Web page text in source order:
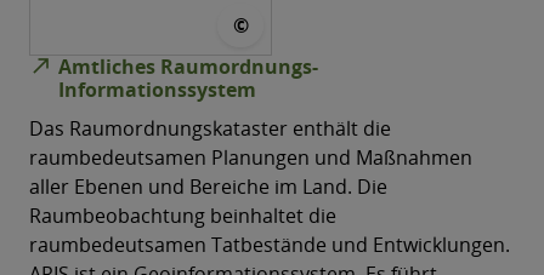
©
north_east Amtliches Raumordnungs-​
Informationssystem
Das Raumordnungskataster enthält die
raumbedeutsamen Planungen und Maßnahmen
aller Ebenen und Bereiche im Land. Die
Raumbeobachtung beinhaltet die
raumbedeutsamen Tatbestände und Entwicklungen.